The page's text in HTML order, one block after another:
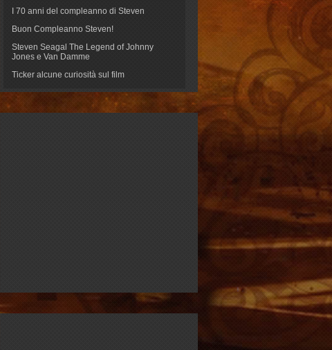
I 70 anni del compleanno di Steven
Buon Compleanno Steven!
Steven Seagal The Legend of Johnny
Jones e Van Damme
Ticker alcune curiosità sul film